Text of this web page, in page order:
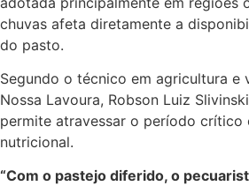
chuvas afeta diretamente a
do pasto.
Segundo o técnico em agricultura e
Nossa Lavoura, Robson Luiz
permite atravessar o período crítico
nutricional.
“Com o pastejo diferido, o